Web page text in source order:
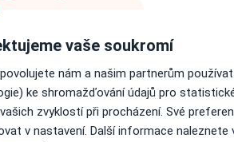
vaše soukromí
nám a našim partnerům
ke shromažďování údajů pro
zvyklostí při procházení. Své
v nastavení. Další informace naleznete